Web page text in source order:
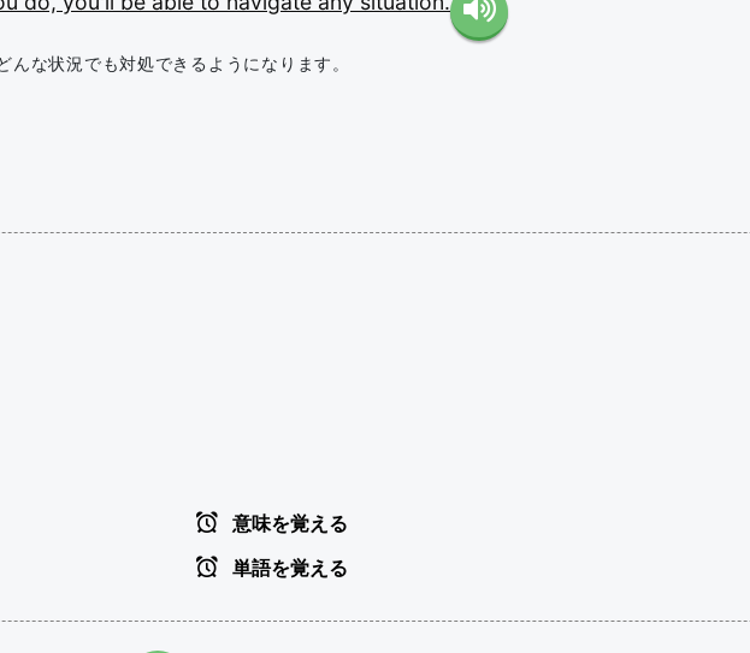
な状況でも対処できるようになります。
意味を覚える
単語を覚える